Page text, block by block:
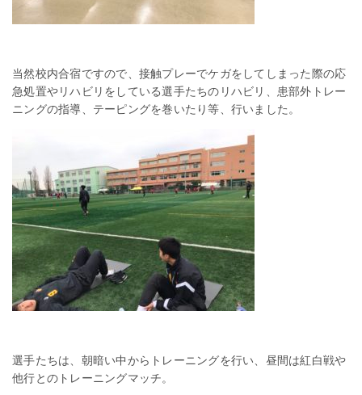
当然校内合宿ですので、接触プレーでケガをしてしまった際の応
急処置やリハビリをしている選手たちのリハビリ、患部外トレー
ニングの指導、テーピングを巻いたり等、行いました。
選手たちは、朝暗い中からトレーニングを行い、昼間は紅白戦や
他行とのトレーニングマッチ。